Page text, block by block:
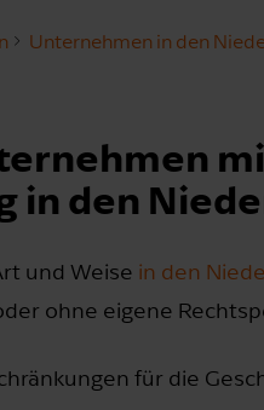
Unternehmen in den
in den
und Weise in den
ohne eigene
für die